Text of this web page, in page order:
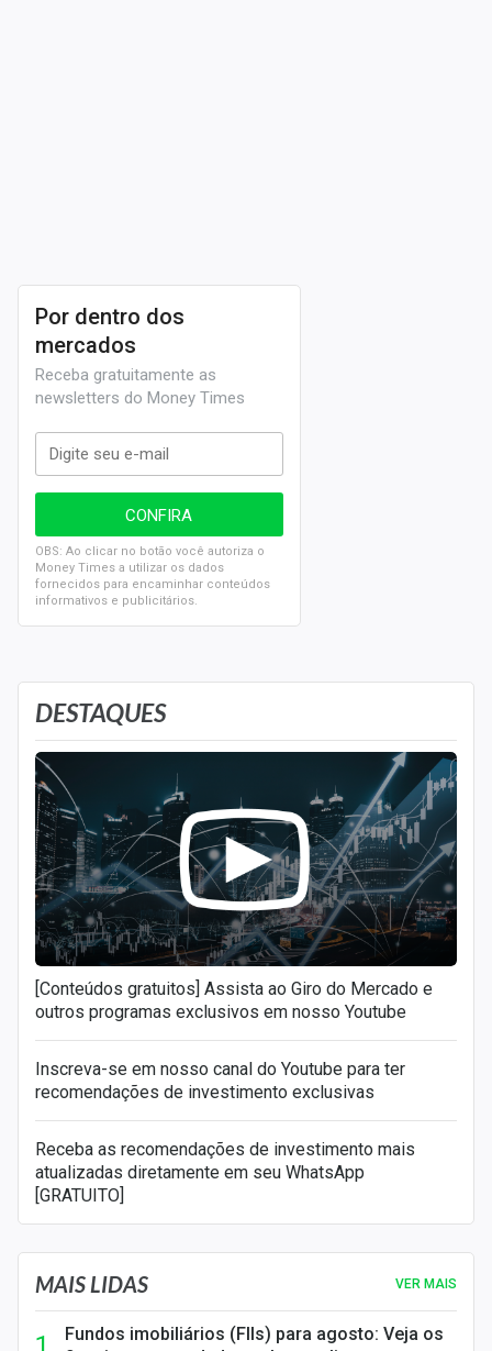
DESTAQUES
[Conteúdos gratuitos] Assista ao Giro do Mercado e
outros programas exclusivos em nosso Youtube
Inscreva-se em nosso canal do Youtube para ter
recomendações de investimento exclusivas
Receba as recomendações de investimento mais
atualizadas diretamente em seu WhatsApp
[GRATUITO]
Por dentro dos
mercados
Receba gratuitamente as
newsletters do Money Times
OBS: Ao clicar no botão você autoriza o
Money Times a utilizar os dados
fornecidos para encaminhar conteúdos
informativos e publicitários.
MAIS LIDAS VER MAIS
Fundos imobiliários (FIIs) para agosto: Veja os